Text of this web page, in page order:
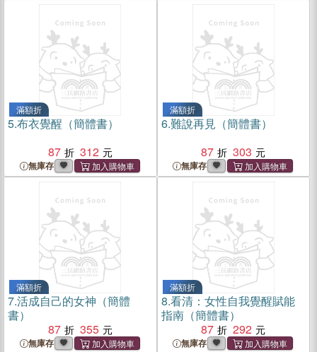
滿額折
5.布衣覺醒（簡體書）
87
312
無庫存
滿額折
6.難說再見（簡體書）
87
303
無庫存
滿額折
7.活成自己的女神（簡體
書）
87
355
無庫存
滿額折
8.看清：女性自我覺醒賦能
指南（簡體書）
87
292
無庫存